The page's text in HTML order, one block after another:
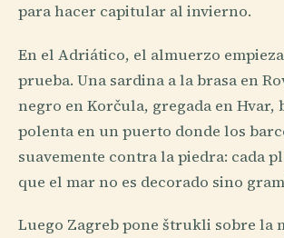
para hacer capitular al invierno.
En el Adriático, el almuerzo
prueba. Una sardina a la brasa en
negro en Korčula, gregada en Hvar,
polenta en un puerto donde los
suavemente contra la piedra: cada
que el mar no es decorado sino
Luego Zagreb pone štrukli sobre la